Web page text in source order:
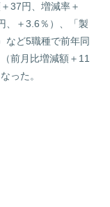
37円、増減率＋
、＋3.6％）、「製
など5職種で前年同
前月比増減額＋11
った。